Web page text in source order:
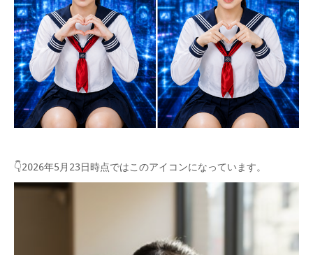
👇2026年5月23日時点ではこのアイコンになっています。